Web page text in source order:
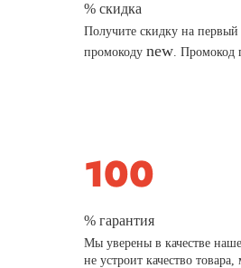
% скидка
Получите скидку на первый
промокодуnew. Промокод
% гарантия
Мы уверены в качестве
не устроит качество